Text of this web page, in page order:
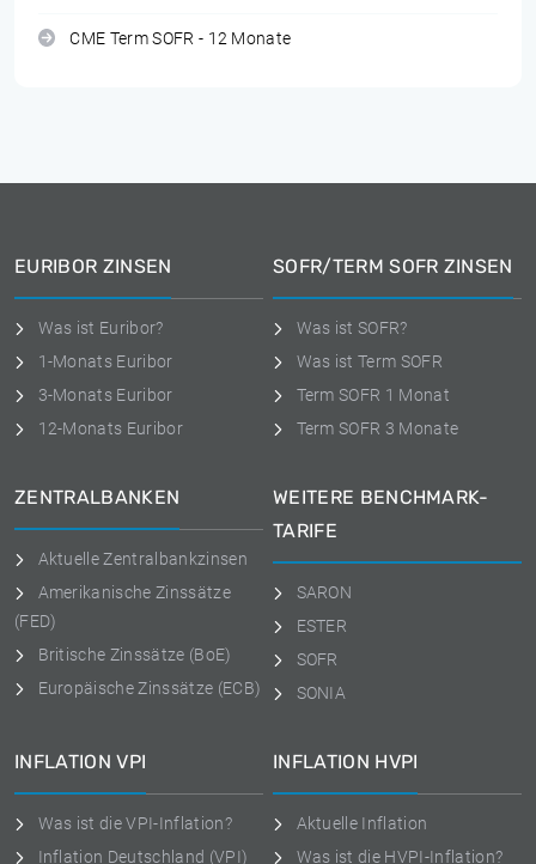
CME Term SOFR - 12 Monate
EURIBOR ZINSEN
Was ist Euribor?
1-Monats Euribor
3-Monats Euribor
12-Monats Euribor
SOFR/TERM SOFR ZINSEN
Was ist SOFR?
Was ist Term SOFR
Term SOFR 1 Monat
Term SOFR 3 Monate
ZENTRALBANKEN
Aktuelle Zentralbankzinsen
Amerikanische Zinssätze
(FED)
Britische Zinssätze (BoE)
Europäische Zinssätze (ECB)
WEITERE BENCHMARK-
TARIFE
SARON
ESTER
SOFR
SONIA
INFLATION VPI
Was ist die VPI-Inflation?
Inflation Deutschland (VPI)
INFLATION HVPI
Aktuelle Inflation
Was ist die HVPI-Inflation?